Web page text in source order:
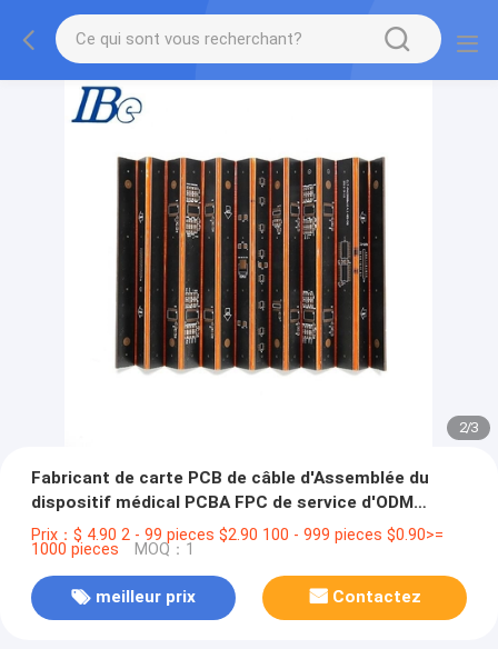
2/3
Fabricant de carte PCB de câble d'Assemblée du
dispositif médical PCBA FPC de service d'ODM
d'OEM
Prix：$ 4.90 2 - 99 pieces $2.90 100 - 999 pieces $0.90>=
1000 pieces MOQ：1
meilleur prix Contactez